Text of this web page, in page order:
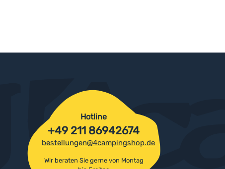
Hotline
+49 211 86942674
bestellungen@4campingshop.de
Wir beraten Sie gerne von Montag